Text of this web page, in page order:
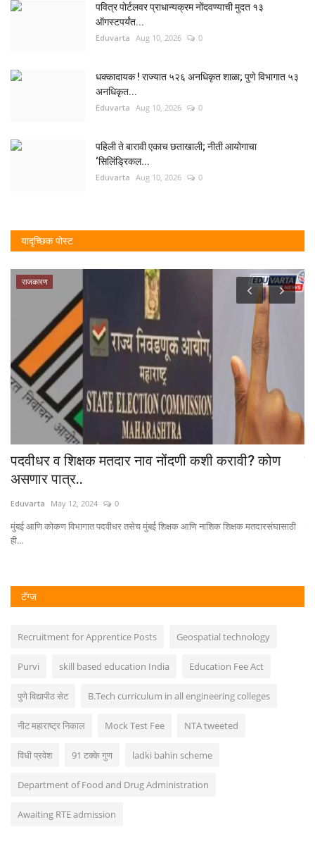
पवित्र पोर्टलवर प्राधान्यक्रम नोंदवण्याची मुदत १३
ऑगस्टपर्यंत...
Eduvarta Aug 10, 2026 0
धक्कादायक ! राज्यात ५२६ अनधिकृत शाळा; पुणे विभागात ५३
अनधिकृत...
Eduvarta Aug 10, 2026 0
पहिली ते बारावी एकाच छताखाली; नीती आयोगाचा
‘सिलिंड्रिकल...
Eduvarta Aug 10, 2026 0
यादृच्छिक पोस्ट
राजकारण
पदवीधर व शिक्षक मतदार नाव नोंदणी कशी करावी? कोण
असणार पात्र..
Eduvarta May 12, 2024 0
मुंबई आणि कोकण विभागात पदवीधर तसेच मुंबई शिक्षक आणि नाशिक शिक्षक मतदारसंघासाठी
ही...
टॅग्ज
Recruitment for Apprentice Posts Geospatial technology
Purvi skill based education India Education Fee Act
पुणे विद्यापीठ सेट B.Tech curriculum in all engineering colleges
नीट महाराष्ट्र निकाल Mock Test Fee NTA tweeted
विधी प्रवेश 91 टक्के गुण ladki bahin scheme
Department of Food and Drug Administration
Awaiting RTE admission